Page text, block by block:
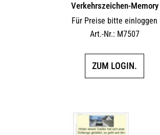
Verkehrszeichen-Memory
Für Preise bitte einloggen
Art.-Nr.: M7507
ZUM LOGIN.